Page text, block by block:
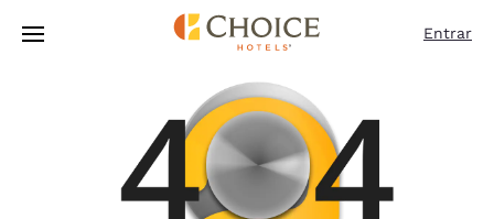
Pular Para Conteúdo Principal
Entrar